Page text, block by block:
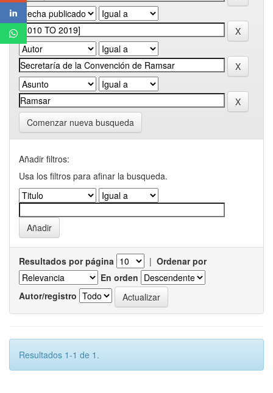
Comenzar nueva busqueda
Añadir filtros:
Usa los filtros para afinar la busqueda.
Resultados por página | Ordenar por
En orden
Autor/registro
Resultados 1-1 de 1.